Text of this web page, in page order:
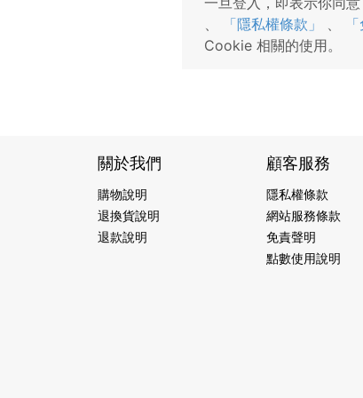
「隱私權條款」
Cookie 相關的使用。
關於我們
購物說明
退換貨說明
退款說明
顧客服務
隱私權條款
網站服務條款
免責聲明
點數使用說明